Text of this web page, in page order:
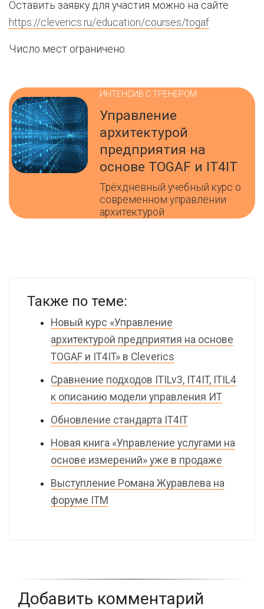
Оставить заявку для участия можно на сайте
https://cleverics.ru/education/courses/togaf
Число мест ограничено.
ИНТЕНСИВ С ТРЕНЕРОМ
Управление
архитектурой
предприятия на
основе TOGAF и IT4IT
Трёхдневный учебный курс о
современном управлении
архитектурой
Также по теме:
Новый курс «Управление
архитектурой предприятия на основе
TOGAF и IT4IT» в Cleverics
Сравнение подходов ITILv3, IT4IT, ITIL4
к описанию модели управления ИТ
Обновление стандарта IT4IT
Новая книга «Управление услугами на
основе измерений» уже в продаже
Выступление Романа Журавлева на
форуме ITM
Добавить комментарий